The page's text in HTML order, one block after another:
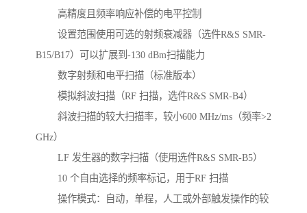
高精度且频率响应补偿的电平控制
设置范围使用可选的射频衰减器（选件R&S SMR-
B15/B17）可以扩展到-130 dBm扫描能力
数字射频和电平扫描（标准版本）
模拟斜波扫描（RF 扫描，选件R&S SMR-B4）
斜波扫描的较大扫描率，较小600 MHz/ms（频率>2
GHz）
LF 发生器的数字扫描（使用选件R&S SMR-B5）
10 个自由选择的频率标记，用于RF 扫描
操作模式：自动，单程，人工或外部触发操作的较